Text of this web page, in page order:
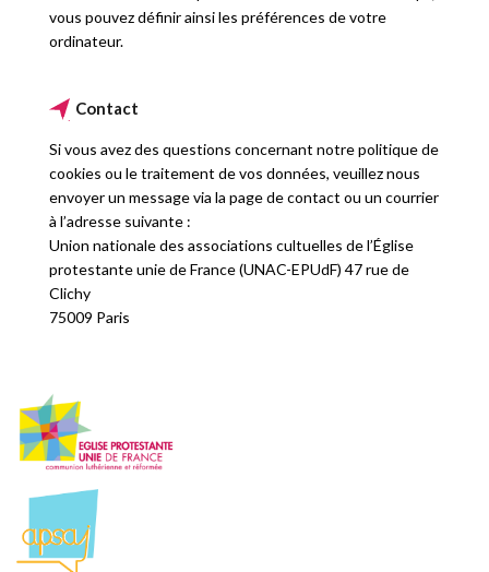
vous pouvez définir ainsi les préférences de votre
ordinateur.
Contact
Si vous avez des questions concernant notre politique de
cookies ou le traitement de vos données, veuillez nous
envoyer un message via la page de contact ou un courrier
à l’adresse suivante :
Union nationale des associations cultuelles de l’Église
protestante unie de France (UNAC-EPUdF) 47 rue de
Clichy
75009 Paris